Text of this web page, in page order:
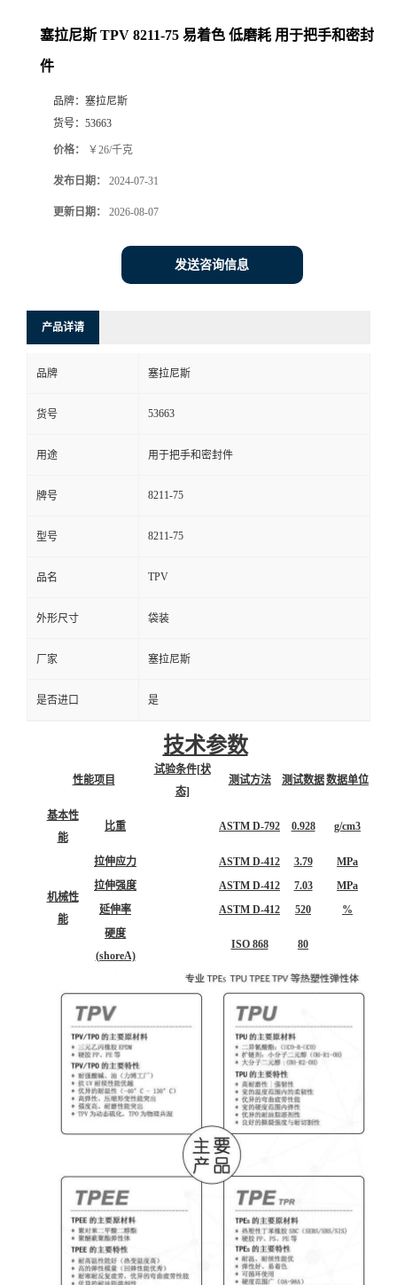
塞拉尼斯 TPV 8211-75 易着色 低磨耗 用于把手和密封
件
品牌： 塞拉尼斯
货号： 53663
价格： ￥26/千克
发布日期： 2024-07-31
更新日期： 2026-08-07
发送咨询信息
产品详请
品牌 塞拉尼斯
货号 53663
用途 用于把手和密封件
牌号 8211-75
型号 8211-75
品名 TPV
外形尺寸 袋装
厂家 塞拉尼斯
是否进口 是
技术参数
性能项目
试验条件[状
态]
测试方法 测试数据数据单位
基本性
能
比重 ASTM D-792 0.928 g/cm3
机械性
能
拉伸应力 ASTM D-412 3.79
MPa
拉伸强度
ASTM D-412 7.03
MPa
延伸率
ASTM D-412 520
%
硬度
(shoreA)
ISO 868 80